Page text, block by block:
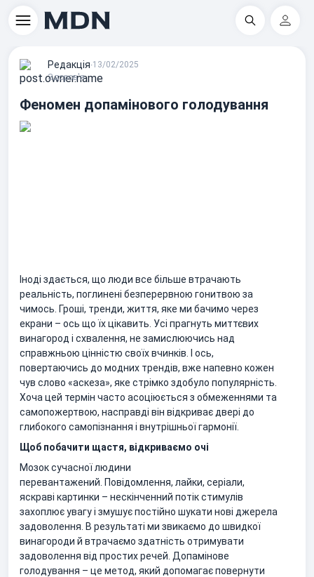
Пошук
Редакцiя∙13/02/2025
Здоров'я
Феномен допамінового голодування
Іноді здається, що люди все більше втрачають
реальність, поглинені безперервною гонитвою за
чимось. Гроші, тренди, життя, яке ми бачимо через
екрани – ось що їх цікавить. Усі прагнуть миттєвих
винагород і схвалення, не замислюючись над
справжньою цінністю своїх вчинків. І ось,
повертаючись до модних трендів, вже напевно кожен
чув слово «аскеза», яке стрімко здобуло популярність.
Хоча цей термін часто асоціюється з обмеженнями та
самопожертвою, насправді він відкриває двері до
глибокого самопізнання і внутрішньої гармонії.
Щоб побачити щастя, відкриваємо очі
Мозок сучасної людини
перевантажений. Повідомлення, лайки, серіали,
яскраві картинки – нескінченний потік стимулів
захоплює увагу і змушує постійно шукати нові джерела
задоволення. В результаті ми звикаємо до швидкої
винагороди й втрачаємо здатність отримувати
задоволення від простих речей. Допамінове
голодування – це метод, який допомагає повернути